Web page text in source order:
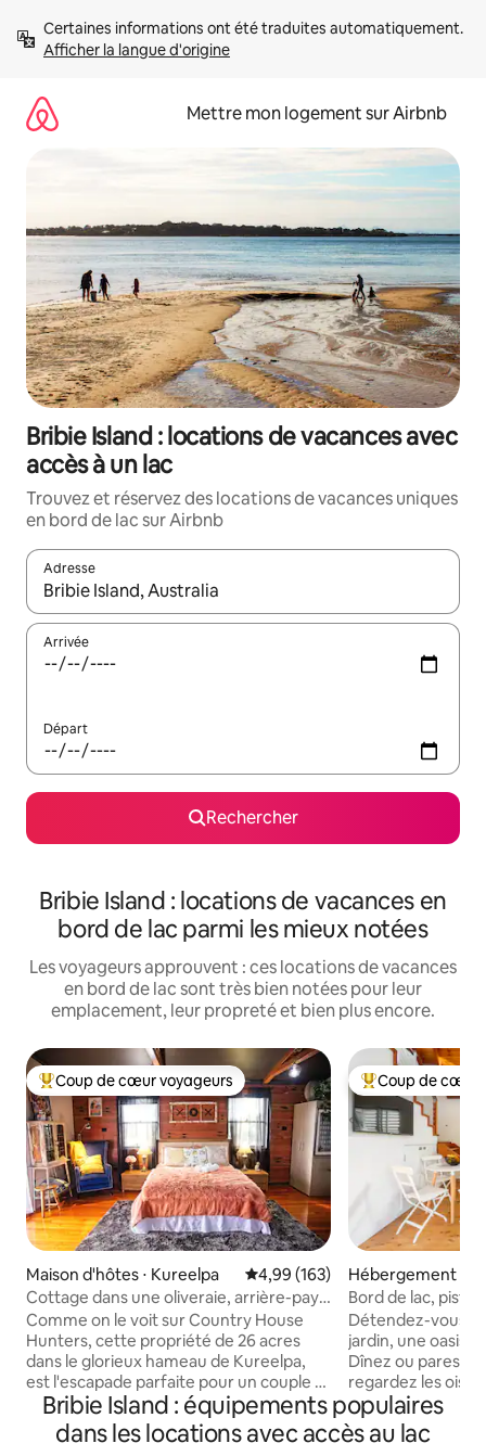
directement
Afficher la langue d'origine
Mettre mon logement sur Airbnb
Bribie Island : locations de vacances avec
accès à un lac
Trouvez et réservez des locations de vacances uniques
en bord de lac sur Airbnb
Adresse
Lorsque les résultats s'affichent, utilisez les flèches vers le
Arrivée
Départ
Rechercher
Bribie Island : locations de vacances en
bord de lac parmi les mieux notées
Les voyageurs approuvent : ces locations de vacances
en bord de lac sont très bien notées pour leur
emplacement, leur propreté et bien plus encore.
Coups de cœur voyageurs les plus appréciés
Coup de cœur voyageurs
Maison d'hôtes ⋅ Kureelpa Évaluation moyenne sur la
4,99 (163)
Cottage dans une oliveraie, arrière-pays
de la Sunshine Coast
Comme on le voit sur Country House
Hunters, cette propriété de 26 acres
dans le glorieux hameau de Kureelpa,
est l'escapade parfaite pour un couple à
la campagne. Pendant que vous êtes ici,
profitez d'un pique-nique au bord du
ruisseau, promenez-vous dans
Coups de cœur
Coup de cœur
Hébergement ⋅
Bord de lac, piste
canoë
Détendez-vous
jardin, une oasis
Dînez ou
regardez les
les grands arbres
cul de sac calme
(également
Bribie Island : équipements populaires
dans les locations avec accès au lac